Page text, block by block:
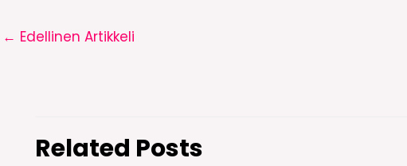
← Edellinen Artikkeli
Related Posts